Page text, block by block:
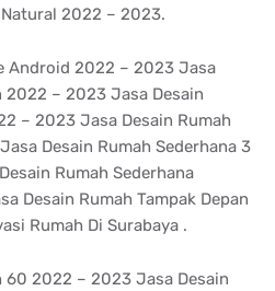
2022 – 2023.
Android 2022 – 2023 Jasa
2022 – 2023 Jasa Desain
– 2023 Jasa Desain Rumah
Desain Rumah Sederhana 3
Rumah Sederhana
Desain Rumah Tampak Depan
Rumah Di Surabaya .
60 2022 – 2023 Jasa Desain